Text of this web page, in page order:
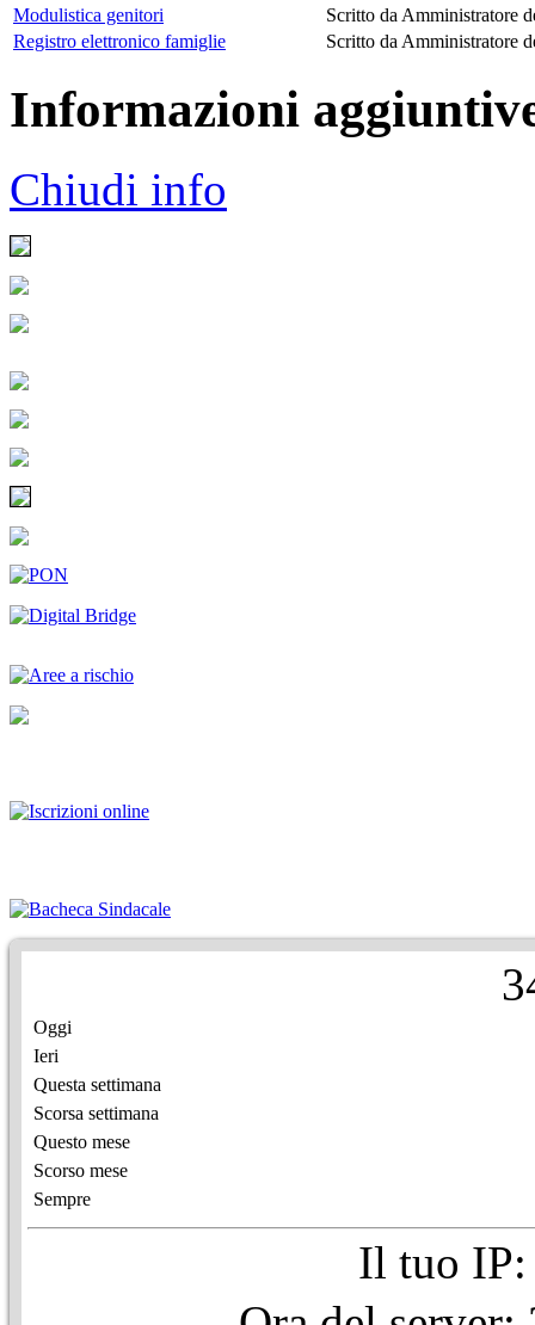
Modulistica genitori
Scritto da Amministratore
Registro elettronico famiglie
Scritto da Amministratore
Informazioni
Chiudi info
3
Oggi
Ieri
Questa settimana
Scorsa settimana
Questo mese
Scorso mese
Sempre
Il tuo IP: